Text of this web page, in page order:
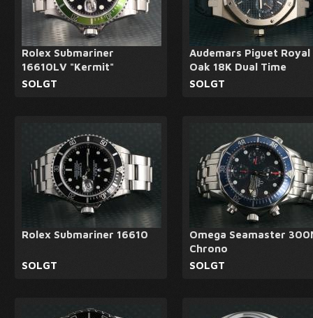
Rolex Submariner
16610LV "Kermit"
SOLGT
Audemars Piguet Royal
Oak 18K Dual Time
SOLGT
Rolex Submariner 16610
SOLGT
Omega Seamaster
Chrono
SOLGT